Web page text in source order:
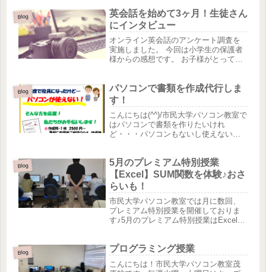
んなお悩みを少しでも解決できるよ...
Blog
英会話を始めて3ヶ月！生徒さん
にインタビュー
オンライン英会話のアンケート調査を
実施しました。 今回は小学生の保護者
様からの感想です。 お子様がとっても
人も目の前で見れて安心できるし、送
り迎えもないのもうれしいです...
Blog
パソコンで書類を作成代行しま
す！
こんにちは(^^)/市民大学パソコン教室で
はパソコンで書類を作りたいけれ
ど・・・パソコンもないし使えない
成料は1枚 2500円～承ります！事前に
ご相談のうえ、作成後...
Blog
5月のプレミアム特別授業
【Excel】SUM関数を体験♪おさ
らいも！
市民大学パソコン教室では月に数回、
プレミアム特別授業を開催しておりま
す♪5月のプレミアム特別授業はExcelが
も、答えを用意してあるので初めての
方も安心です(^^)/「答え...
Blog プログラミング授業
こんにちは！市民大学パソコン教室茂